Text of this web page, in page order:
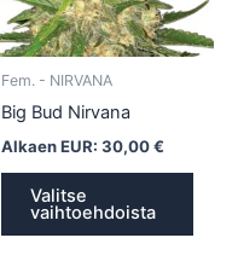
Fem. - NIRVANA
Big Bud Nirvana
Alkaen EUR: 30,00€
Valitse
vaihtoehdoista
tehdä